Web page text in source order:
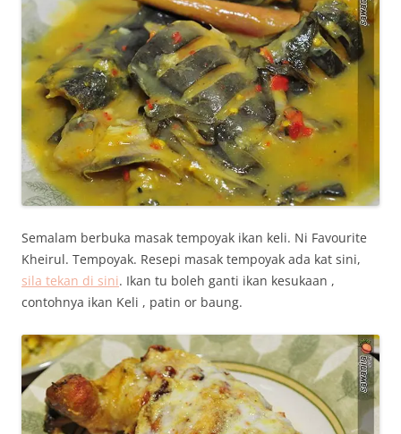
Semalam berbuka masak tempoyak ikan keli. Ni Favourite
Kheirul. Tempoyak. Resepi masak tempoyak ada kat sini,
sila tekan di sini. Ikan tu boleh ganti ikan kesukaan ,
contohnya ikan Keli , patin or baung.